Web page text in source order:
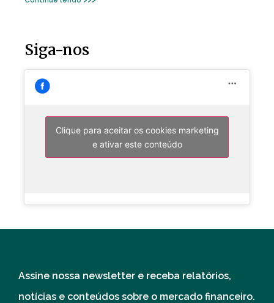
Siga-nos
Clique para aceitar os cookies marketing
e ativar este conteúdo
Assine nossa newsletter e receba relatórios,
notícias e conteúdos sobre o mercado financeiro.